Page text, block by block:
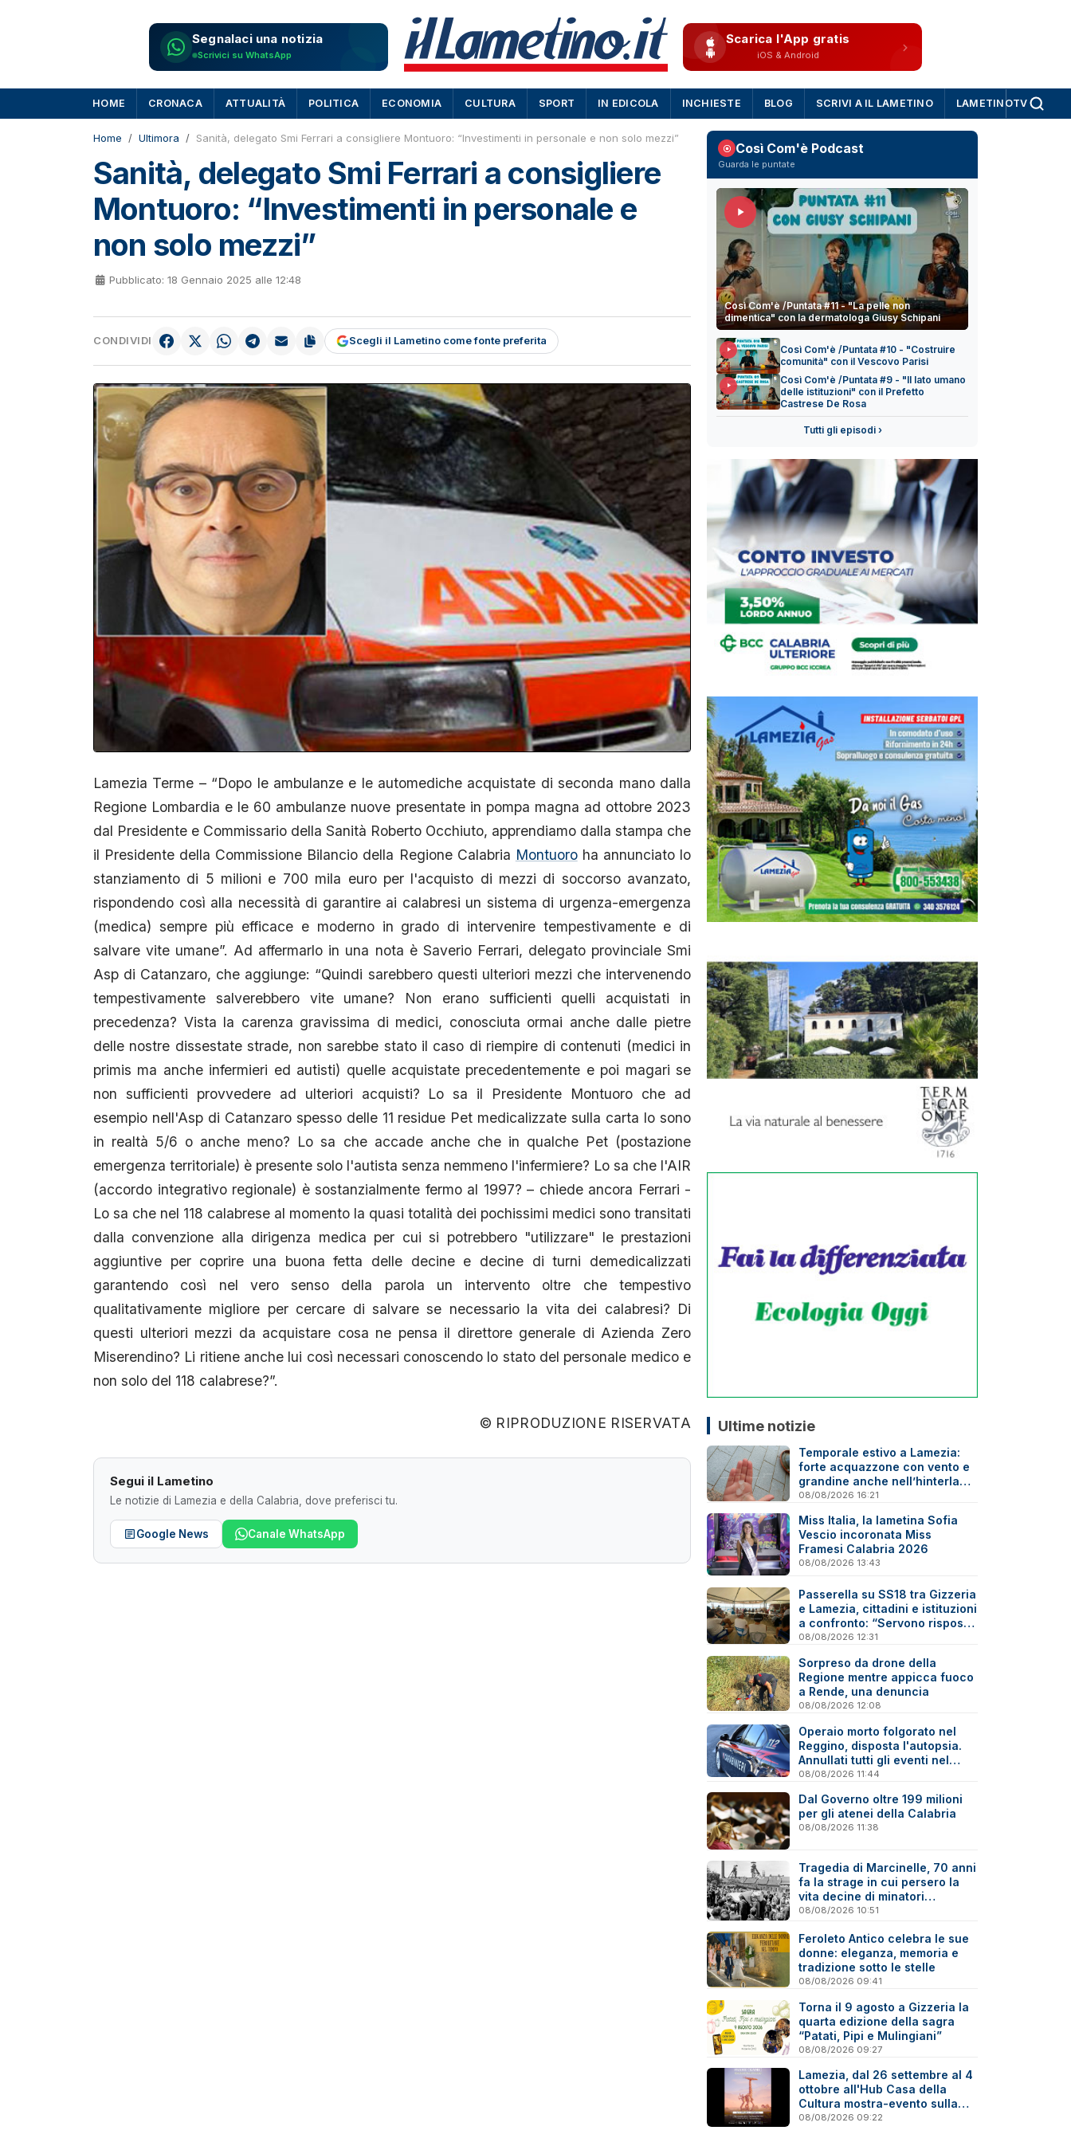
Segnalaci una notizia
Scrivici su WhatsApp
Scarica l'App gratis
iOS & Android
HOME CRONACA ATTUALITÀ POLITICA ECONOMIA CULTURA SPORT IN EDICOLA INCHIESTE BLOG SCRIVI A IL LAMETINO LAMETINOTV
Home Ultimora Sanità, delegato Smi Ferrari a consigliere Montuoro: “Investimenti in personale e non solo mezzi”
Sanità, delegato Smi Ferrari a consigliere
Montuoro: “Investimenti in personale e
non solo mezzi”
Pubblicato: 18 Gennaio 2025 alle 12:48
CONDIVIDI Scegli il Lametino come fonte preferita
Lamezia Terme – “Dopo le ambulanze e le automediche acquistate di seconda mano dalla
Regione Lombardia e le 60 ambulanze nuove presentate in pompa magna ad ottobre 2023
dal Presidente e Commissario della Sanità Roberto Occhiuto, apprendiamo dalla stampa che
il Presidente della Commissione Bilancio della Regione Calabria Montuoroha annunciato lo
stanziamento di 5 milioni e 700 mila euro per l'acquisto di mezzi di soccorso avanzato,
rispondendo così alla necessità di garantire ai calabresi un sistema di urgenza-emergenza
(medica) sempre più efficace e moderno in grado di intervenire tempestivamente e di
salvare vite umane”. Ad affermarlo in una nota è Saverio Ferrari, delegato provinciale Smi
Asp di Catanzaro, che aggiunge: “Quindi sarebbero questi ulteriori mezzi che intervenendo
tempestivamente salverebbero vite umane? Non erano sufficienti quelli acquistati in
precedenza? Vista la carenza gravissima di medici, conosciuta ormai anche dalle pietre
delle nostre dissestate strade, non sarebbe stato il caso di riempire di contenuti (medici in
primis ma anche infermieri ed autisti) quelle acquistate precedentemente e poi magari se
non sufficienti provvedere ad ulteriori acquisti? Lo sa il Presidente Montuoro che ad
esempio nell'Asp di Catanzaro spesso delle 11 residue Pet medicalizzate sulla carta lo sono
in realtà 5/6 o anche meno? Lo sa che accade anche che in qualche Pet (postazione
emergenza territoriale) è presente solo l'autista senza nemmeno l'infermiere? Lo sa che l'AIR
(accordo integrativo regionale) è sostanzialmente fermo al 1997? – chiede ancora Ferrari -
Lo sa che nel 118 calabrese al momento la quasi totalità dei pochissimi medici sono transitati
dalla convenzione alla dirigenza medica per cui si potrebbero "utilizzare" le prestazioni
aggiuntive per coprire una buona fetta delle decine e decine di turni demedicalizzati
garantendo così nel vero senso della parola un intervento oltre che tempestivo
qualitativamente migliore per cercare di salvare se necessario la vita dei calabresi? Di
questi ulteriori mezzi da acquistare cosa ne pensa il direttore generale di Azienda Zero
Miserendino? Li ritiene anche lui così necessari conoscendo lo stato del personale medico e
non solo del 118 calabrese?”.
© RIPRODUZIONE RISERVATA
Segui il Lametino
Le notizie di Lamezia e della Calabria, dove preferisci tu.
Google News Canale WhatsApp
Così Com'è Podcast
Guarda le puntate
Così Com'è /Puntata #11 - "La pelle non
dimentica" con la dermatologa Giusy Schipani
Così Com'è /Puntata #10 - "Costruire
comunità" con il Vescovo Parisi
Così Com'è /Puntata #9 - "Il lato umano
delle istituzioni" con il Prefetto
Castrese De Rosa
Tutti gli episodi ›
Ultime notizie
Temporale estivo a Lamezia:
forte acquazzone con vento e
grandine anche nell’hinterland
- Video
08/08/2026 16:21
Miss Italia, la lametina Sofia
Vescio incoronata Miss
Framesi Calabria 2026
08/08/2026 13:43
Passerella su SS18 tra Gizzeria
e Lamezia, cittadini e istituzioni
a confronto: “Servono risposte
e tempi certi”
08/08/2026 12:31
Sorpreso da drone della
Regione mentre appicca fuoco
a Rende, una denuncia
08/08/2026 12:08
Operaio morto folgorato nel
Reggino, disposta l'autopsia.
Annullati tutti gli eventi nel
paese della tragedia
08/08/2026 11:44
Dal Governo oltre 199 milioni
per gli atenei della Calabria
08/08/2026 11:38
Tragedia di Marcinelle, 70 anni
fa la strage in cui persero la
vita decine di minatori
calabresi
08/08/2026 10:51
Feroleto Antico celebra le sue
donne: eleganza, memoria e
tradizione sotto le stelle
08/08/2026 09:41
Torna il 9 agosto a Gizzeria la
quarta edizione della sagra
“Patati, Pipi e Mulingiani”
08/08/2026 09:27
Lamezia, dal 26 settembre al 4
ottobre all'Hub Casa della
Cultura mostra-evento sulla
Virtual Photography
08/08/2026 09:22